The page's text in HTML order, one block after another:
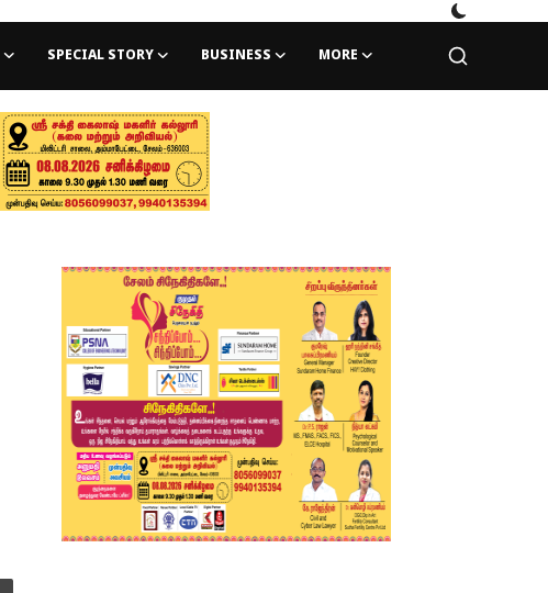
SPECIAL STORY BUSINESS MORE